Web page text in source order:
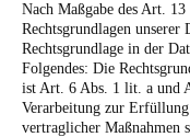
Nach Maßgabe des Art.
Rechtsgrundlagen
Rechtsgrundlage in der
Folgendes: Die
ist Art. 6 Abs. 1 lit. a und
Verarbeitung zur
vertraglicher Maßnahmen